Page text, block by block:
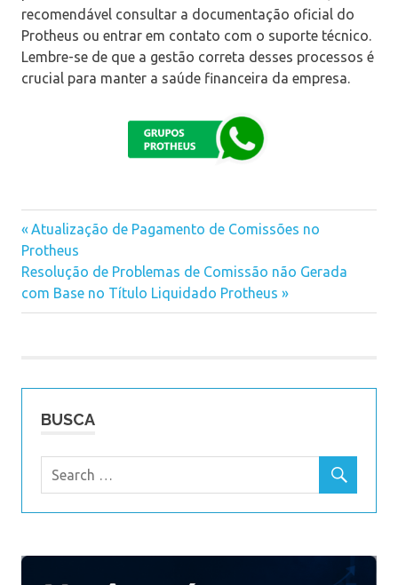
recomendável consultar a documentação oficial do
Protheus ou entrar em contato com o suporte técnico.
Lembre-se de que a gestão correta desses processos é
crucial para manter a saúde financeira da empresa.
Navegação
de
Post
Previous
Post:
Atualização de Pagamento de Comissões no
Protheus
Next
Post:
Resolução de Problemas de Comissão não Gerada
com Base no Título Liquidado Protheus
BUSCA